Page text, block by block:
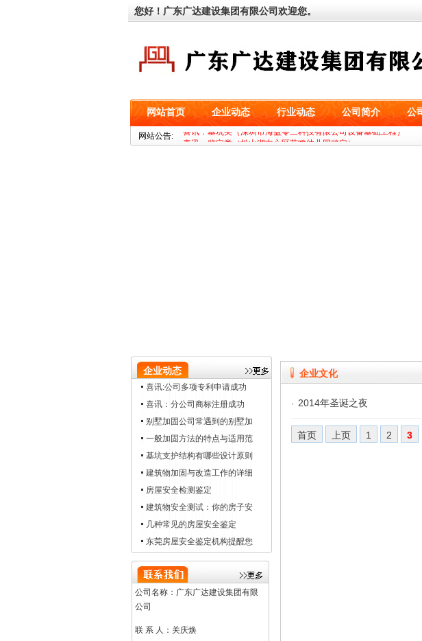
您好！广东广达建设集团有限公司欢迎您。
网站首页 企业动态 行业动态 公司简介 公
网站公告:
喜讯：基坑类（深圳市海益零二科技有限公司设备基础工程）
喜讯：鉴定类（松山湖中心区艺鸣幼儿园鉴定）
企业动态
喜讯:公司多项专利申请成功
喜讯：分公司商标注册成功
别墅加固公司常遇到的别墅加
一般加固方法的特点与适用范
基坑支护结构有哪些设计原则
建筑物加固与改造工作的详细
房屋安全检测鉴定
建筑物安全测试：你的房子安
几种常见的房屋安全鉴定
东莞房屋安全鉴定机构提醒您
公司名称：广东广达建设集团有限
公司
联 系 人：关庆焕
企业文化
· 2014年圣诞之夜
首页 上页 1 2 3